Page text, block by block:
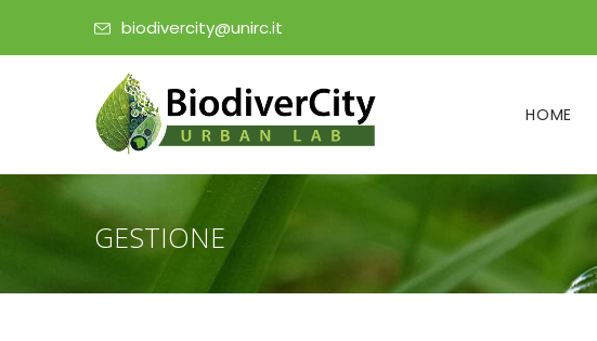
biodivercity@unirc.it
HOME
GESTIONE